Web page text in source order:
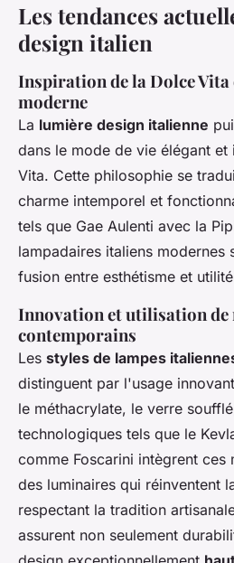
Les tendances
design italien
Inspiration de la Dolce Vita
moderne
La lumière design italienne
dans le mode de vie élégant
Vita. Cette philosophie se
charme intemporel et
tels que Gae Aulenti avec la
lampadaires italiens modernes
fusion entre esthétisme et
Innovation et utilisation de
contemporains
Les styles de lampes
distinguent par l'usage
le méthacrylate, le verre
technologiques tels que le
comme Foscarini intègrent ces
des luminaires qui réinventent
respectant la tradition
assurent non seulement